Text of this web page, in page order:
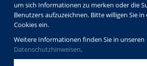
um sich Informationen zu merken oder die
Benutzers aufzuzeichnen. Bitte willigen Sie
Cookies ein.
Weitere Informationen finden Sie in unseren
Datenschutzhinweisen.
Hochschule
http://www.hszg.de/